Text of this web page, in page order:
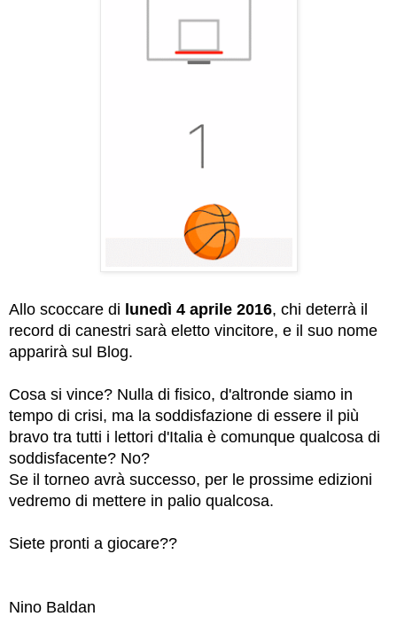
Allo scoccare di lunedì 4 aprile 2016, chi deterrà il
record di canestri sarà eletto vincitore, e il suo nome
apparirà sul Blog.
Cosa si vince? Nulla di fisico, d'altronde siamo in
tempo di crisi, ma la soddisfazione di essere il più
bravo tra tutti i lettori d'Italia è comunque qualcosa di
soddisfacente? No?
Se il torneo avrà successo, per le prossime edizioni
vedremo di mettere in palio qualcosa.
Siete pronti a giocare??
Nino Baldan